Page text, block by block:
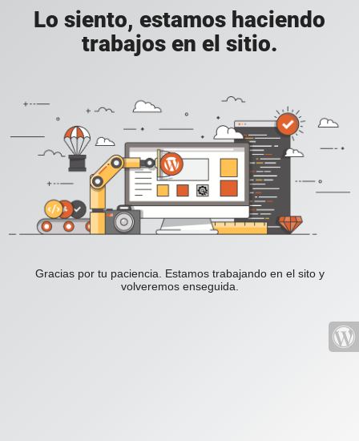
Lo siento, estamos haciendo
trabajos en el sitio.
Gracias por tu paciencia. Estamos trabajando en el sito y
volveremos enseguida.